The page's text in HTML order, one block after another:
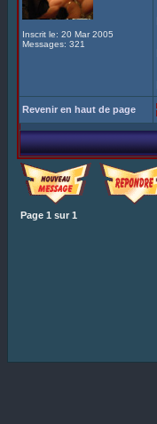
Inscrit le: 20 Mar 2005
Messages: 321
Revenir en haut de page
Page 1 sur 1